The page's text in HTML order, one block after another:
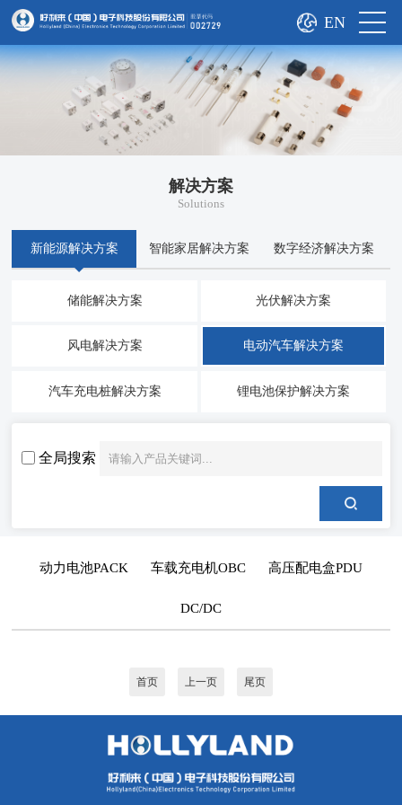
EN
解决方案
Solutions
新能源解决方案 智能家居解决方案 数字经济解决方案
储能解决方案 光伏解决方案
风电解决方案 电动汽车解决方案
汽车充电桩解决方案 锂电池保护解决方案
全局搜索
动力电池PACK 车载充电机OBC 高压配电盒PDU
DC/DC
首页 上一页 尾页